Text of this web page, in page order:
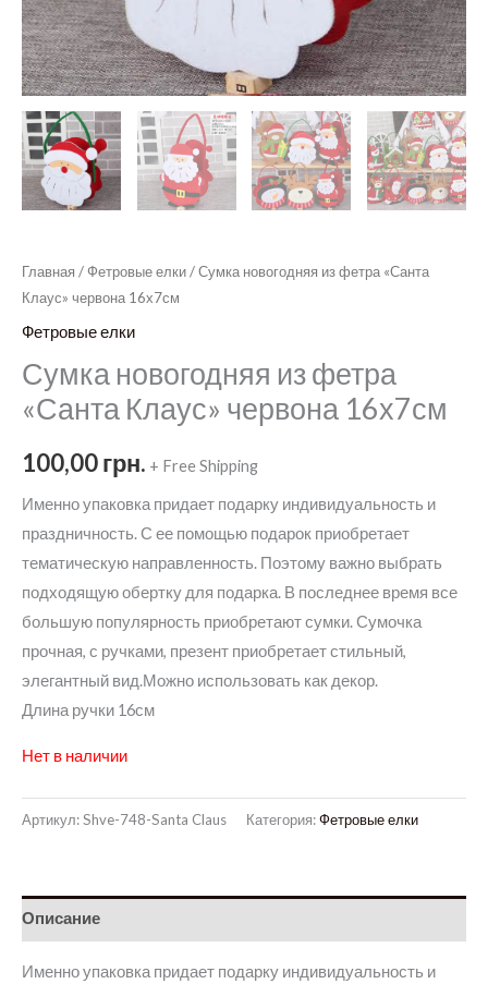
Главная /Фетровые елки/ Сумка новогодняя из фетра «Санта
Клаус» червона 16х7см
Фетровые елки
Сумка новогодняя из фетра
«Санта Клаус» червона 16х7см
100,00грн. + Free Shipping
Именно упаковка придает подарку индивидуальность и
праздничность. С ее помощью подарок приобретает
тематическую направленность. Поэтому важно выбрать
подходящую обертку для подарка. В последнее время все
большую популярность приобретают сумки. Сумочка
прочная, с ручками, презент приобретает стильный,
элегантный вид.Можно использовать как декор.
Длина ручки 16см
Нет в наличии
Артикул:Shve-748-Santa Claus Категория:Фетровые елки
Описание
Именно упаковка придает подарку индивидуальность и